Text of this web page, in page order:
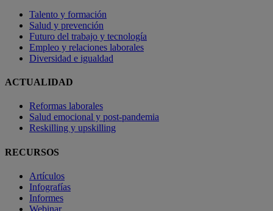
Talento y formación
Salud y prevención
Futuro del trabajo y tecnología
Empleo y relaciones laborales
Diversidad e igualdad
ACTUALIDAD
Reformas laborales
Salud emocional y post-pandemia
Reskilling y upskilling
RECURSOS
Artículos
Infografías
Informes
Webinar